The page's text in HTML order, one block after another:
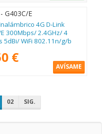
G403C/E
4G D-Link
300Mbps/ 2.4GHz/ 4
5dBi/ WiFi 802.11n/g/b
€
AVÍSAME
02 SIG.